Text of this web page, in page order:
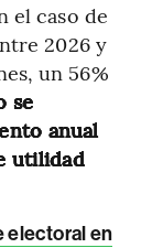
el caso de
2026 y
un 56%
se
anual
utilidad
electoral en